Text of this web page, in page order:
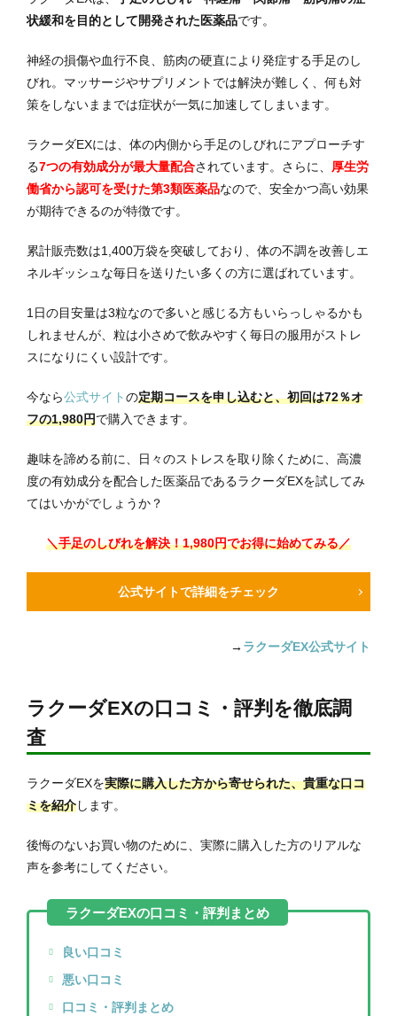
状緩和を目的として開発された医薬品です。
神経の損傷や血行不良、筋肉の硬直により発症する手足のし
びれ。マッサージやサプリメントでは解決が難しく、何も対
策をしないままでは症状が一気に加速してしまいます。
ラクーダEXには、体の内側から手足のしびれにアプローチす
る7つの有効成分が最大量配合されています。さらに、 厚生労
働省から認可を受けた第3類医薬品なので、安全かつ高い効果
が期待できるのが特徴です。
累計販売数は1,400万袋を突破しており、体の不調を改善しエ
ネルギッシュな毎日を送りたい多くの方に選ばれています。
1日の目安量は3粒なので多いと感じる方もいらっしゃるかも
しれませんが、粒は小さめで飲みやすく毎日の服用がストレ
スになりにくい設計です。
今なら公式サイトの定期コースを申し込むと、初回は72％オ
フの1,980円で購入できます。
趣味を諦める前に、日々のストレスを取り除くために、高濃
度の有効成分を配合した医薬品であるラクーダEXを試してみ
てはいかがでしょうか？
＼手足のしびれを解決！1,980円でお得に始めてみる／
公式サイトで詳細をチェック
→ ラクーダEX公式サイト
ラクーダEXの口コミ・評判を徹底調
査
ラクーダEXを実際に購入した方から寄せられた、貴重な口コ
ミを紹介します。
後悔のないお買い物のために、実際に購入した方のリアルな
声を参考にしてください。
良い口コミ
悪い口コミ
口コミ・評判まとめ